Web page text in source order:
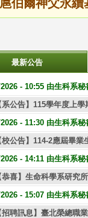
1 2
伯爾神父永
最新公告
- 10:55 由生科系秘
系公告】115學年度上
- 11:30 由生科系秘
校公告】114-2應屆畢
- 14:11 由生科系秘
恭喜】生命科學系研究
- 15:07 由生科系秘
招聘訊息】臺北榮總職